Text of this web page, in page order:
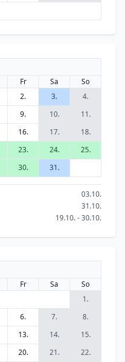
Fr Sa
So
2. 3.
4.
9. 10.
11.
16. 17.
18.
23. 24.
25.
30. 31.
03.10.
31.10.
19.10. - 30.10.
Fr Sa
So
1.
6. 7.
8.
13. 14.
15.
20. 21. 22.